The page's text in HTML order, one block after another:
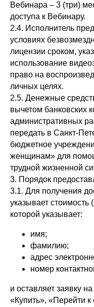
Вебинара – 3 (три)
доступа к Вебинару.
2.4. Исполнитель
условиях
лицензии сроком,
использование
право на
личных целях.
2.5. Денежные
вычетом банковских
административных
передать в Санкт-
бюджетное
женщинам» для
трудной жизненной
3. Порядок
3.1. Для получения
указывает стоимость
которой указывает:
имя;
фамилию;
адрес
номер
и оставляет заявку
«Купить», «Перейти